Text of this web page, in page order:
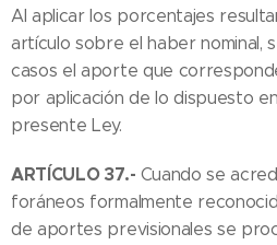
Al aplicar los porcentajes
artículo sobre el haber nominal,
casos el aporte que
por aplicación de lo dispuesto
presente Ley.
ARTÍCULO 37.- Cuando se
foráneos formalmente
de aportes previsionales se